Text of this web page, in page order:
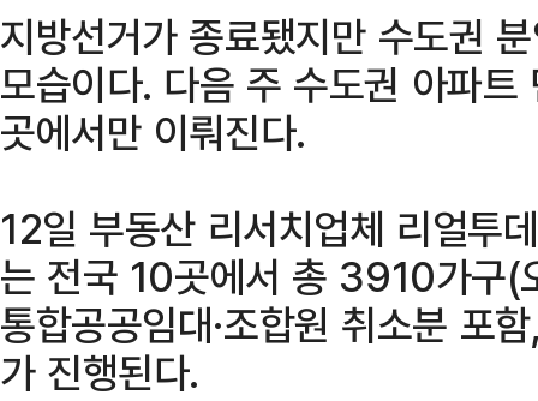
지방선거가 종료됐지만 수도권
모습이다. 다음 주 수도권 아파
곳에서만 이뤄진다.
12일 부동산 리서치업체 리얼투
는 전국 10곳에서 총 3910가구(
통합공공임대·조합원 취소분 포
가 진행된다.